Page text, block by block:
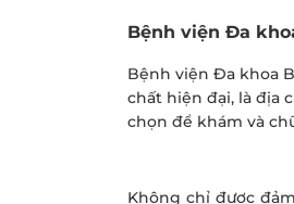
Bệnh viện Đa
Bệnh viện Đa khoa
chất hiện đại, là địa
chọn để khám và
Không chỉ được